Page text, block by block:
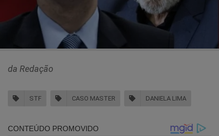
da Redação
STF CASO MASTER DANIELA LIMA